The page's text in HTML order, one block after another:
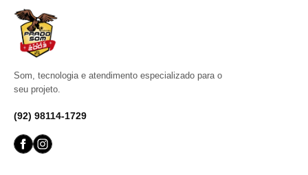
Som, tecnologia e atendimento especializado para o
seu projeto.
(92) 98114-1729